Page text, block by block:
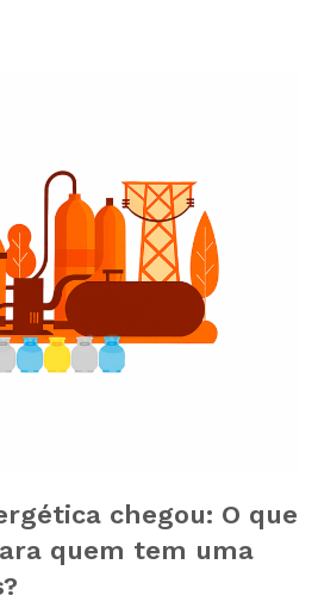
chegou: O que
quem tem uma